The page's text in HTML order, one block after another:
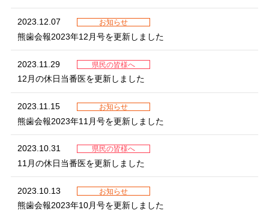
2023.12.07 お知らせ
熊歯会報2023年12月号を更新しました
2023.11.29 県民の皆様へ
12月の休日当番医を更新しました
2023.11.15 お知らせ
熊歯会報2023年11月号を更新しました
2023.10.31 県民の皆様へ
11月の休日当番医を更新しました
2023.10.13 お知らせ
熊歯会報2023年10月号を更新しました